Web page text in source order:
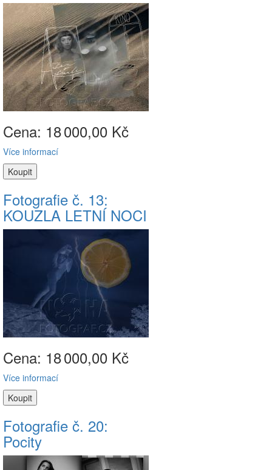
Cena: 18000,00 Kč
Více informací
Fotografie č. 13:
KOUZLA LETNÍ NOCI
Cena: 18000,00 Kč
Více informací
Fotografie č. 20:
Pocity